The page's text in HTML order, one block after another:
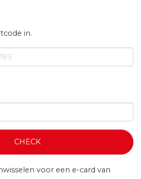
in.
CHECK
voor een e-card van